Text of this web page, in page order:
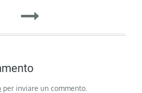
per inviare un commento.